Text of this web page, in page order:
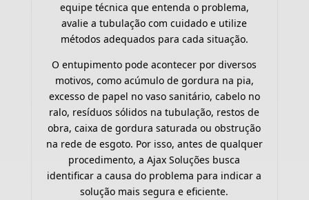
equipe técnica que entenda o problema,
avalie a tubulação com cuidado e utilize
métodos adequados para cada situação.
O entupimento pode acontecer por diversos
motivos, como acúmulo de gordura na pia,
excesso de papel no vaso sanitário, cabelo no
ralo, resíduos sólidos na tubulação, restos de
obra, caixa de gordura saturada ou obstrução
na rede de esgoto. Por isso, antes de qualquer
procedimento, a Ajax Soluções busca
identificar a causa do problema para indicar a
solução mais segura e eficiente.